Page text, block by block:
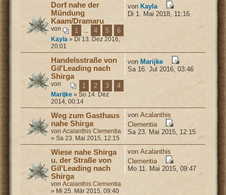
Dorf nahe der
Mündung
Kaam/Dramaru
1 4 5 6
von
Kayla » Di 13. Dez 2016,
20:01
von Kayla
Di 1. Mai 2018, 11:16
Handelsstraße von
Gil'Leading nach
Shirga
1 2 3 4
von
Marijke » So 14. Dez
2014, 00:14
von Marijke
Sa 16. Jul 2016, 03:46
Weg zum Gasthaus
nahe Shirga
vonAcalanthis Clementia
» Sa 23. Mai 2015, 12:15
vonAcalanthis
Clementia
Sa 23. Mai 2015, 12:15
Wiese nahe Shirga
u. der Straße von
Gil'Leading nach
Shirga
vonAcalanthis Clementia
» Mi 25. Mär 2015, 09:40
vonAcalanthis
Clementia
Mo 11. Mai 2015, 09:47